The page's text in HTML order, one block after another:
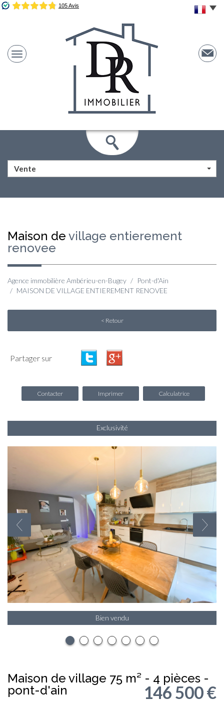
Vente
maison de village entierement
renovee
Agence immobilière Ambérieu-en-Bugey
Pont-d'Ain
MAISON DE VILLAGE ENTIEREMENT RENOVEE
< Retour
Partager sur
Contacter Imprimer Calculatrice
Bien vendu
Exclusivité
maison de village 75 m² - 4 pièces -
pont-d'ain
146 500€